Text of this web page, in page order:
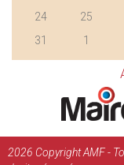
24
25
31
1
2026 Copyright AMF -